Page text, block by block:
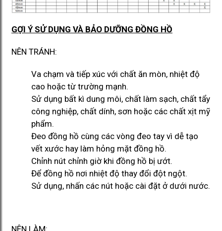
GỢI Ý SỬ DỤNG VÀ BẢO DƯỠNG ĐỒNG HỒ
NÊN TRÁNH:
Va chạm và tiếp xúc với chất ăn mòn, nhiệt độ
cao hoặc từ trường mạnh.
Sử dụng bất kì dung môi, chất làm sạch, chất tẩy
công nghiệp, chất dính, sơn hoặc các chất xịt mỹ
phẩm.
Đeo đồng hồ cùng các vòng đeo tay vì dễ tạo
vết xước hay làm hỏng mặt đồng hồ.
Chỉnh nút chỉnh giờ khi đồng hồ bị ướt.
Để đồng hồ nơi nhiệt độ thay đổi đột ngột.
Sử dụng, nhấn các nút hoặc cài đặt ở dưới nước.